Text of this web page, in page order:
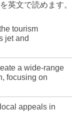
英文で読めます。
tourism
jet and
a wide-range
focusing on
appeals in